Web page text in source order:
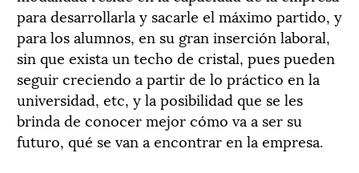
para desarrollarla y sacarle el máximo partido, y
para los alumnos, en su gran inserción laboral,
sin que exista un techo de cristal, pues pueden
seguir creciendo a partir de lo práctico en la
universidad, etc, y la posibilidad que se les
brinda de conocer mejor cómo va a ser su
futuro, qué se van a encontrar en la empresa.